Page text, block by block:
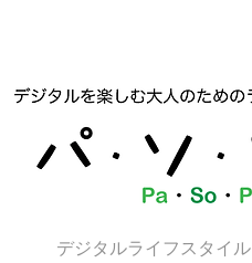
デジタルライフスタイル